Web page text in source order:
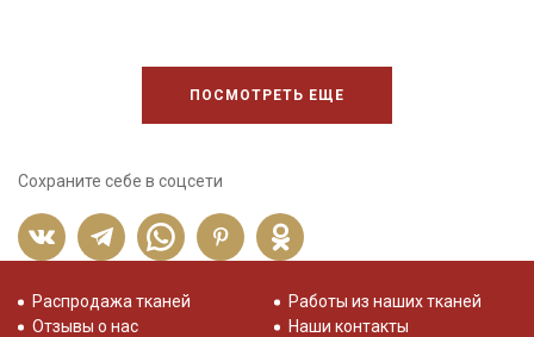
ПОСМОТРЕТЬ ЕЩЕ
Сохраните себе в соцсети
Распродажа тканей
Отзывы о нас
Работы из наших тканей
Наши контакты